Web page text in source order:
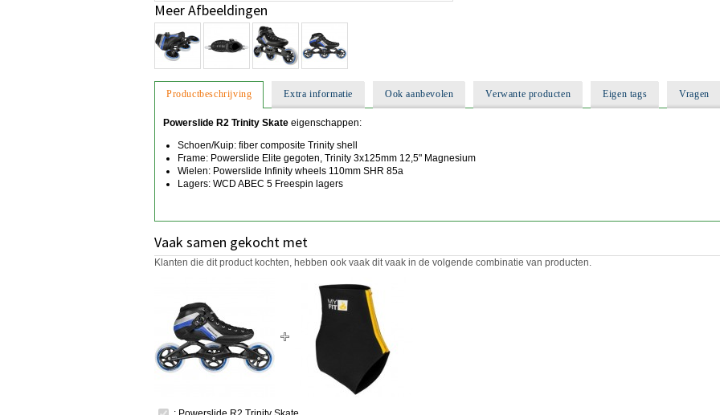
Meer Afbeeldingen
Productbeschrijving Extra informatie Ook aanbevolen Verwante producten Eigen tags Vragen
Powerslide R2 Trinity Skate eigenschappen:
Schoen/Kuip: fiber composite Trinity shell
Frame: Powerslide Elite gegoten, Trinity 3x125mm 12,5" Magnesium
Wielen: Powerslide Infinity wheels 110mm SHR 85a
Lagers: WCD ABEC 5 Freespin lagers
Vaak samen gekocht met
Klanten die dit product kochten, hebben ook vaak dit vaak in de volgende combinatie van producten.